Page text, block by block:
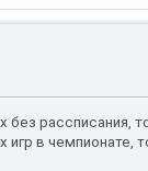
без рассписания,
в чемпионате,